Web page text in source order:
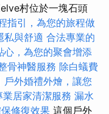
村位於一塊石頭
指引，為您的旅程做
私與舒適 合法專業的
心，為您的聚會增添
骨神醫服務 除白蟻費
戶外婚禮外燴，讓您
居家清潔服務 漏水
修復效果 這個戶外